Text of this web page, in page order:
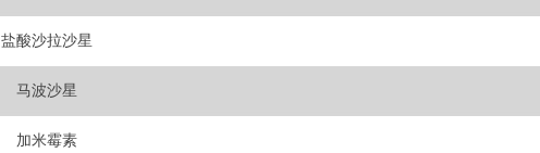
盐酸沙拉沙星
马波沙星
加米霉素